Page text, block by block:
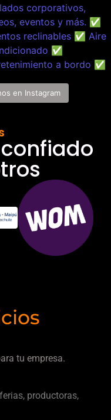
en Instagram
tu empresa.
productoras,